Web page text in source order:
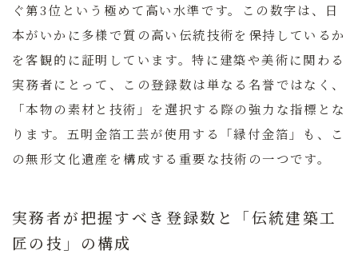
ぐ第3位という極めて高い水準です。この数字は、日
本がいかに多様で質の高い伝統技術を保持しているか
を客観的に証明しています。特に建築や美術に関わる
実務者にとって、この登録数は単なる名誉ではなく、
「本物の素材と技術」を選択する際の強力な指標 とな
ります。五明金箔工芸が使用する「縁付金箔」も、こ
の無形文化遺産を構成する重要な技術の一つです。
実務者が把握すべき登録数と「伝統建築工
匠の技」の構成